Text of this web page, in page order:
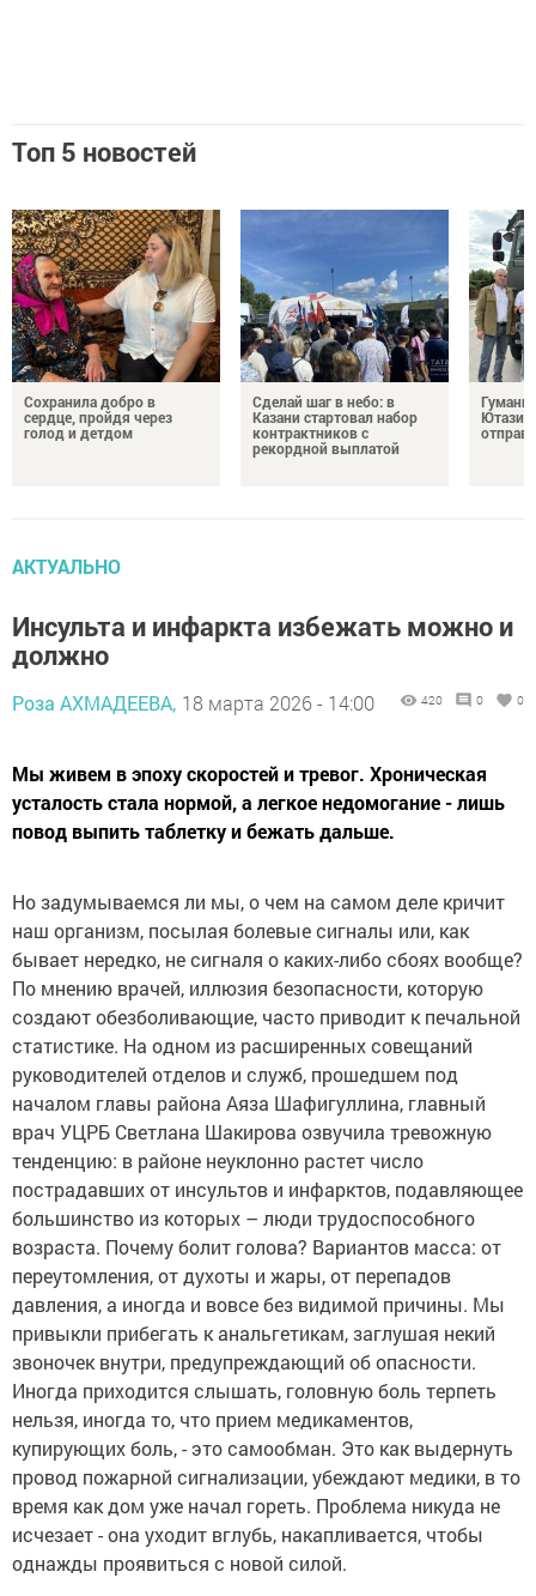
Топ 5 новостей
Сохранила добро в
сердце, пройдя через
голод и детдом
Сделай шаг в небо: в
Казани стартовал набор
контрактников с
рекордной выплатой
АКТУАЛЬНО
Инсульта и инфаркта избежать можно и
должно
Роза АХМАДЕЕВА, 18 марта 2026 - 14:00 420 0 0
Мы живем в эпоху скоростей и тревог. Хроническая
усталость стала нормой, а легкое недомогание - лишь
повод выпить таблетку и бежать дальше.
Но задумываемся ли мы, о чем на самом деле кричит
наш организм, посылая болевые сигналы или, как
бывает нередко, не сигналя о каких-либо сбоях вообще?
По мнению врачей, иллюзия безопасности, которую
создают обезболивающие, часто приводит к печальной
статистике. На одном из расширенных совещаний
руководителей отделов и служб, прошедшем под
началом главы района Аяза Шафигуллина, главный
врач УЦРБ Светлана Шакирова озвучила тревожную
тенденцию: в районе неуклонно растет число
пострадавших от инсультов и инфарктов, подавляющее
большинство из которых – люди трудоспособного
возраста. Почему болит голова? Вариантов масса: от
переутомления, от духоты и жары, от перепадов
давления, а иногда и вовсе без видимой причины. Мы
привыкли прибегать к анальгетикам, заглушая некий
звоночек внутри, предупреждающий об опасности.
Иногда приходится слышать, головную боль терпеть
нельзя, иногда то, что прием медикаментов,
купирующих боль, - это самообман. Это как выдернуть
провод пожарной сигнализации, убеждают медики, в то
время как дом уже начал гореть. Проблема никуда не
исчезает - она уходит вглубь, накапливается, чтобы
однажды проявиться с новой силой.